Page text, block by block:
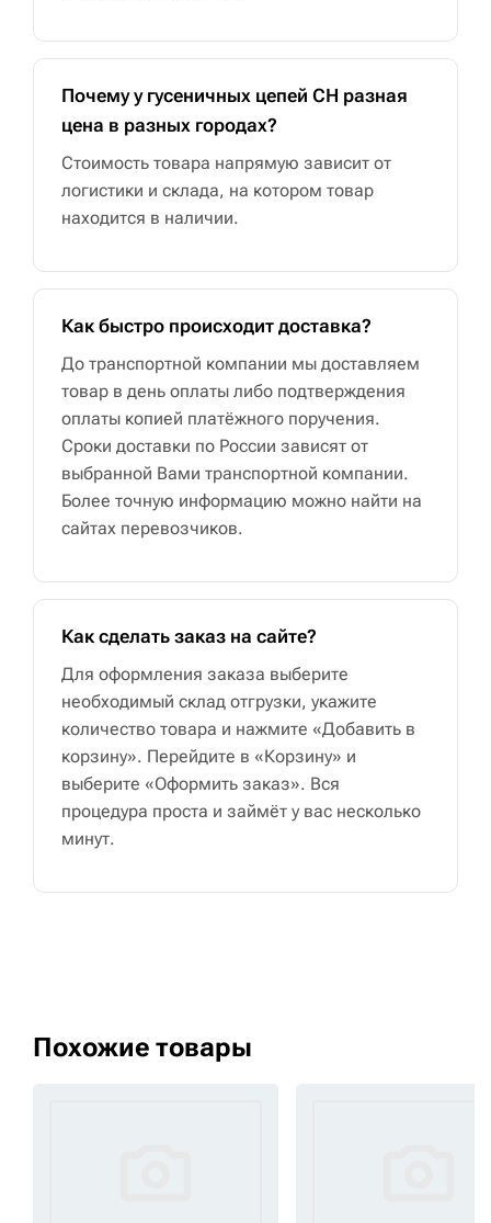
Почему у гусеничных цепей CH разная
цена в разных городах?
Стоимость товара напрямую зависит от
логистики и склада, на котором товар
находится в наличии.
Как быстро происходит доставка?
До транспортной компании мы доставляем
товар в день оплаты либо подтверждения
оплаты копией платёжного поручения.
Сроки доставки по России зависят от
выбранной Вами транспортной компании.
Более точную информацию можно найти на
сайтах перевозчиков.
Как сделать заказ на сайте?
Для оформления заказа выберите
необходимый склад отгрузки, укажите
количество товара и нажмите «Добавить в
корзину». Перейдите в «Корзину» и
выберите «Оформить заказ». Вся
процедура проста и займёт у вас несколько
минут.
Похожие товары